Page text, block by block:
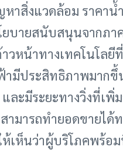
หาสิ่งแวดล้อม ราคาน้
บายสนับสนุนจากภา
วหน้าทางเทคโนโลยี
ามีประสิทธิภาพมากขึ้
และมีระยะทางวิ่งที่เพิ่
ามารถทำยอดขายได้
ห้เห็นว่าผู้บริโภคพร้อ